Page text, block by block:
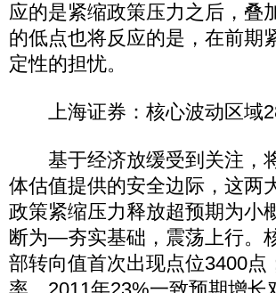
应的是紧缩政策压力之后，叠
的低点也将反应的是，在前期
定性的担忧。
上海证券：核心波动区域
基于经济放缓受到关注，
体估值提供的安全边际，这两
政策紧缩压力释放超预期为小
断为—夯实基础，震荡上行。
部转向值首次出现点位3400